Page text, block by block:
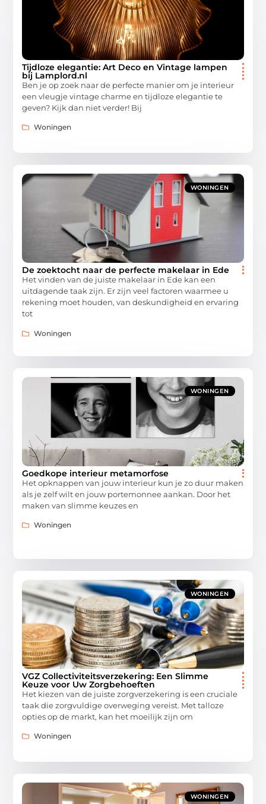
Tijdloze elegantie: Art Deco en Vintage lampen
bij Lamplord.nl
Ben je op zoek naar de perfecte manier om je interieur
een vleugje vintage charme en tijdloze elegantie te
geven? Kijk dan niet verder! Bij
Woningen
WONINGEN
De zoektocht naar de perfecte makelaar in Ede
Het vinden van de juiste makelaar in Ede kan een
uitdagende taak zijn. Er zijn veel factoren waarmee u
rekening moet houden, van deskundigheid en ervaring
tot
Woningen
WONINGEN
Goedkope interieur metamorfose
Het opknappen van jouw interieur kun je zo duur maken
als je zelf wilt en jouw portemonnee aankan. Door het
maken van slimme keuzes en
Woningen
WONINGEN
VGZ Collectiviteitsverzekering: Een Slimme
Keuze voor Uw Zorgbehoeften
Het kiezen van de juiste zorgverzekering is een cruciale
taak die zorgvuldige overweging vereist. Met talloze
opties op de markt, kan het moeilijk zijn om
Woningen
WONINGEN